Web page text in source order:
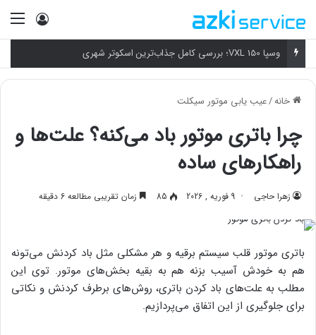
ورود
وسپا VXL 150؛ بررسی کامل جذاب‌ترین اسکوتر شهری
خانه/عیب یابی موتور سیکلت
چرا باتری موتور باد می‌کنه؟ علت‌ها و
راهکارهای ساده
زهرا حاجی 9 فوریه , 2026 85 زمان تقریبی مطالعه 6 دقیقه
باتری موتور قلب سیستم برقیه و هر مشکلی مثل باد کردنش می‌تونه
هم به خودش آسیب بزنه هم به بقیه بخش‌های موتور. توی این
مطلب به علت‌های باد کردن باتری، روش‌های برطرف کردنش و نکاتی
برای جلوگیری از این اتفاق می‌پردازیم.